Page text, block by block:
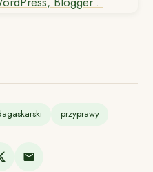
przyprawy